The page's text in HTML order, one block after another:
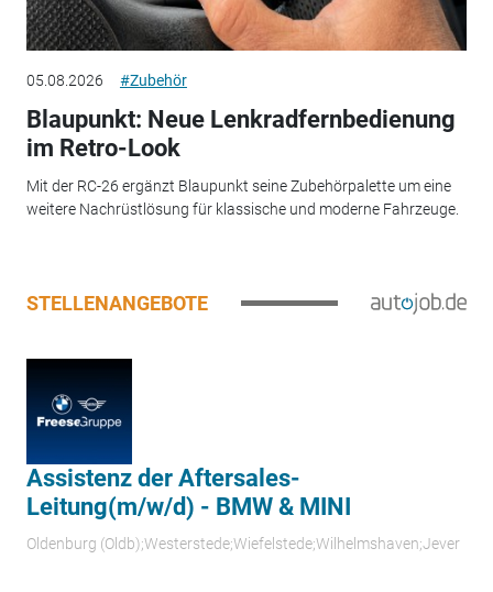
05.08.2026 #Zubehör
Blaupunkt: Neue Lenkradfernbedienung
im Retro-Look
Mit der RC-26 ergänzt Blaupunkt seine Zubehörpalette um eine
weitere Nachrüstlösung für klassische und moderne Fahrzeuge.
STELLENANGEBOTE
Assistenz der Aftersales-
Leitung(m/w/d) - BMW & MINI
Oldenburg (Oldb);Westerstede;Wiefelstede;Wilhelmshaven;Jever